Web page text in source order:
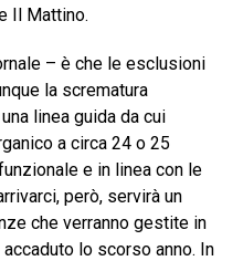
Il Mattino.
– è che le esclusioni
la scrematura
linea guida da cui
a circa 24 o 25
e in linea con le
però, servirà un
che verranno gestite in
accaduto lo scorso anno. In